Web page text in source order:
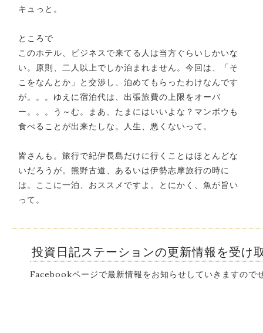
キュっと。
ところで
このホテル、ビジネスで来てる人は当方ぐらいしかいな
い。原則、二人以上でしか泊まれません。今回は、「そ
こをなんとか」と交渉し、泊めてもらったわけなんです
が。。。ゆえに宿泊代は、出張旅費の上限をオーバ
ー。。。う～む。まあ、たまにはいいよな？マンボウも
食べることが出来たしな。人生、悪くないって。
皆さんも。旅行で紀伊長島だけに行くことはほとんどな
いだろうが。熊野古道、あるいは伊勢志摩旅行の時に
は。ここに一泊、おススメですよ。とにかく、魚が旨い
って。
投資日記ステーションの更新情報を受け
Facebookページで最新情報をお知らせしていきますので